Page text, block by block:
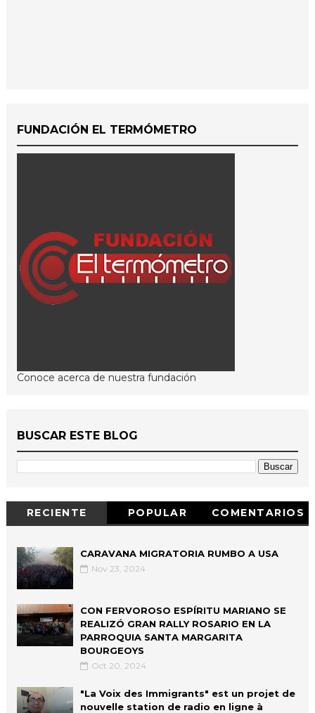
FUNDACIÓN EL TERMÓMETRO
Conoce acerca de nuestra fundación
BUSCAR ESTE BLOG
RECIENTE POPULAR COMENTARIOS
CARAVANA MIGRATORIA RUMBO A USA
Nov 23, 2024
CON FERVOROSO ESPÍRITU MARIANO SE
REALIZÓ GRAN RALLY ROSARIO EN LA
PARROQUIA SANTA MARGARITA
BOURGEOYS
Oct 20, 2024
"La Voix des Immigrants" est un projet de
nouvelle station de radio en ligne à